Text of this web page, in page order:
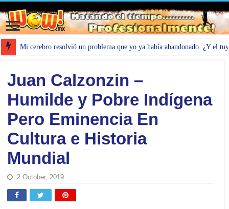
Mi cerebro resolvió un problema que yo ya había abandonado. ¿Y el
Juan Calzonzin –
Humilde y Pobre Indígena
Pero Eminencia En
Cultura e Historia
Mundial
2 October, 2019